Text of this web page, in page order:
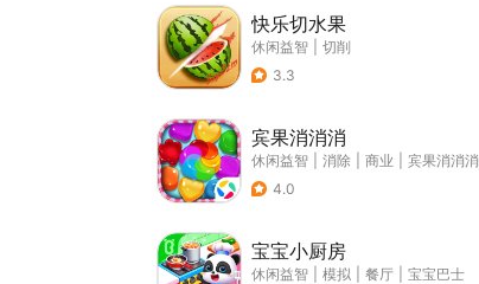
快乐切水果
休闲益智
切削
3.3
宾果消消消
休闲益智 消除 商业
宾果消消消
4.0
宝宝小厨房
休闲益智 模拟 餐厅
宝宝巴士